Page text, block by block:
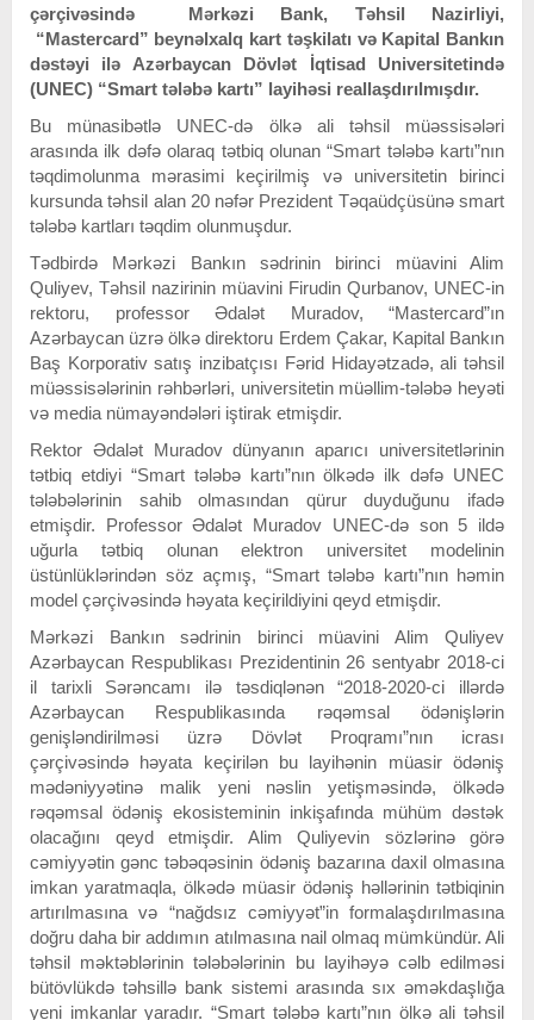
çərçivəsində Mərkəzi Bank, Təhsil Nazirliyi,
“Mastercard” beynəlxalq kart təşkilatı və Kapital Bankın
dəstəyi ilə Azərbaycan Dövlət İqtisad Universitetində
(UNEC) “Smart tələbə kartı” layihəsi reallaşdırılmışdır.
Bu münasibətlə UNEC-də ölkə ali təhsil müəssisələri
arasında ilk dəfə olaraq tətbiq olunan “Smart tələbə kartı”nın
təqdimolunma mərasimi keçirilmiş və universitetin birinci
kursunda təhsil alan 20 nəfər Prezident Təqaüdçüsünə smart
tələbə kartları təqdim olunmuşdur.
Tədbirdə Mərkəzi Bankın sədrinin birinci müavini Alim
Quliyev, Təhsil nazirinin müavini Firudin Qurbanov, UNEC-in
rektoru, professor Ədalət Muradov, “Mastercard”ın
Azərbaycan üzrə ölkə direktoru Erdem Çakar, Kapital Bankın
Baş Korporativ satış inzibatçısı Fərid Hidayətzadə, ali təhsil
müəssisələrinin rəhbərləri, universitetin müəllim-tələbə heyəti
və media nümayəndələri iştirak etmişdir.
Rektor Ədalət Muradov dünyanın aparıcı universitetlərinin
tətbiq etdiyi “Smart tələbə kartı”nın ölkədə ilk dəfə UNEC
tələbələrinin sahib olmasından qürur duyduğunu ifadə
etmişdir. Professor Ədalət Muradov UNEC-də son 5 ildə
uğurla tətbiq olunan elektron universitet modelinin
üstünlüklərindən söz açmış, “Smart tələbə kartı”nın həmin
model çərçivəsində həyata keçirildiyini qeyd etmişdir.
Mərkəzi Bankın sədrinin birinci müavini Alim Quliyev
Azərbaycan Respublikası Prezidentinin 26 sentyabr 2018-ci
il tarixli Sərəncamı ilə təsdiqlənən “2018-2020-ci illərdə
Azərbaycan Respublikasında rəqəmsal ödənişlərin
genişləndirilməsi üzrə Dövlət Proqramı”nın icrası
çərçivəsində həyata keçirilən bu layihənin müasir ödəniş
mədəniyyətinə malik yeni nəslin yetişməsində, ölkədə
rəqəmsal ödəniş ekosisteminin inkişafında mühüm dəstək
olacağını qeyd etmişdir. Alim Quliyevin sözlərinə görə
cəmiyyətin gənc təbəqəsinin ödəniş bazarına daxil olmasına
imkan yaratmaqla, ölkədə müasir ödəniş həllərinin tətbiqinin
artırılmasına və “nağdsız cəmiyyət”in formalaşdırılmasına
doğru daha bir addımın atılmasına nail olmaq mümkündür. Ali
təhsil məktəblərinin tələbələrinin bu layihəyə cəlb edilməsi
bütövlükdə təhsillə bank sistemi arasında sıx əməkdaşlığa
yeni imkanlar yaradır. “Smart tələbə kartı”nın ölkə ali təhsil